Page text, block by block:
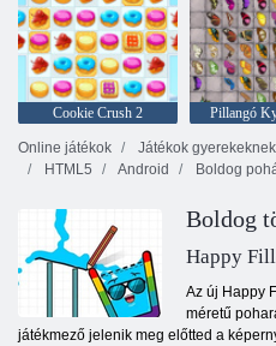
Cookie Crush 2 Pillangó
Online játékok
Játékok gyerekeknek
HTML5
Android Boldog
Boldog
Happy
Az új Happy
méretű
játékmező jelenik meg előtted a